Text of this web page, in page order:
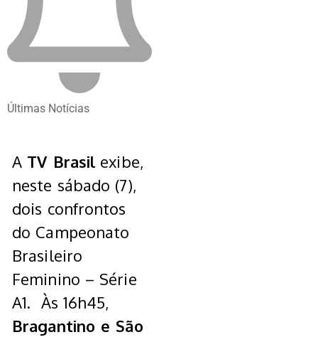
Últimas Notícias
A TV Brasil exibe,
neste sábado (7),
dois confrontos
do Campeonato
Brasileiro
Feminino – Série
A1. Às 16h45,
Bragantino e São